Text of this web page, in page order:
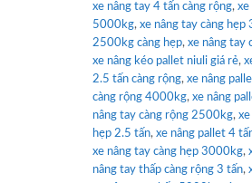
xe nâng tay 4 tấn càng rộng, xe
5000kg, xe nâng tay càng hẹp
2500kg càng hẹp, xe nâng tay
xe nâng kéo pallet niuli giá rẻ,
2.5 tấn càng rộng, xe nâng
càng rộng 4000kg, xe nâng
nâng tay càng rộng 2500kg,
hẹp 2.5 tấn, xe nâng pallet 4
xe nâng tay càng hẹp 3000kg,
nâng tay thấp càng rộng 3 tấn,